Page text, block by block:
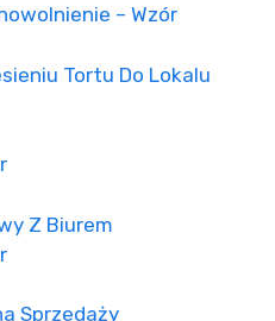
– Wzór
Tortu Do Lokalu
Z Biurem
Sprzedaży